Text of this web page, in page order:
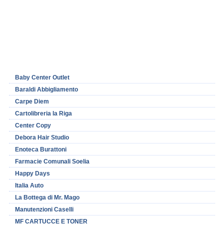
Baby Center Outlet
Baraldi Abbigliamento
Carpe Diem
Cartolibreria la Riga
Center Copy
Debora Hair Studio
Enoteca Burattoni
Farmacie Comunali Soelia
Happy Days
Italia Auto
La Bottega di Mr. Mago
Manutenzioni Caselli
MF CARTUCCE E TONER